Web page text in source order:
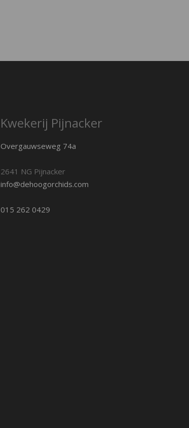
Kwekerij Pijnacker
Overgauwseweg 74a
2641 NG Pijnacker
info@dehoogorchids.com
015 262 0429